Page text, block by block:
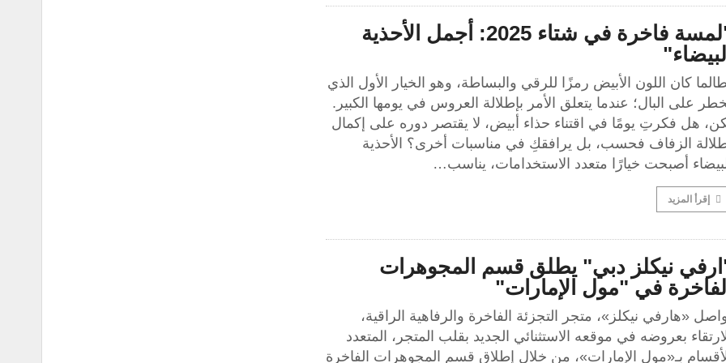
"لمسة فاخرة في شتاء 2025: أجمل الأحذية
البيضاء"
كان اللون الأبيض رمزًا للرقي والبساطة، وهو الخيار الأول الذي
على البال؛ عندما يتعلق الأمر بإطلالة العروس في يومها الكبير.
هل فكرتِ يومًا في اقتناء حذاء أبيض، لا يقتصر دوره على إكمال
الزفاف فحسب، بل يرافقكِ في مناسبات أخرى؟ الأحذية
أصبحت خيارًا متعدد الاستخدامات، يناسب…
إقرأ المزيد
نيكلز دبي" يطلق قسم المجوهرات
الفاخرة في "مول الإمارات"
«هارفي نيكلز»، متجر التجزئة الفاخرة والرفاهية الراقية،
بعروضه في موقعه الاستثنائي الجديد بقلب المتجر، المتعدد
بـ«مول الإمارات»، من خلال إطلاق قسم المجوهرات الفاخرة